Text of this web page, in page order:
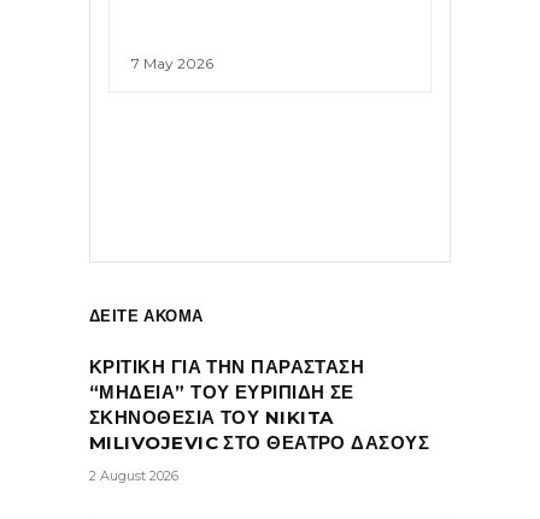
7 May 2026
ΔΕΙΤΕ ΑΚΟΜΑ
ΚΡΙΤΙΚΗ ΓΙΑ ΤΗΝ ΠΑΡΑΣΤΑΣΗ
“ΜΗΔΕΙΑ” ΤΟΥ ΕΥΡΙΠΙΔΗ ΣΕ
ΣΚΗΝΟΘΕΣΙΑ ΤΟΥ NIKITA
MILIVOJEVIC ΣΤΟ ΘΕΑΤΡΟ ΔΑΣΟΥΣ
2 August 2026